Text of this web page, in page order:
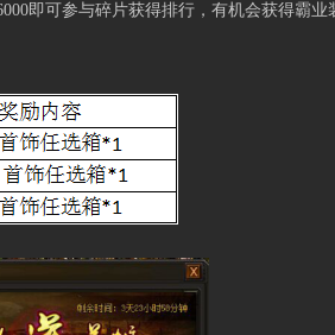
即可参与碎片获得排行，有机会获得霸业